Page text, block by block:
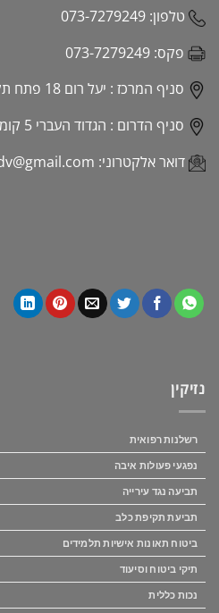
טלפון: 073-7279249
פקס: 073-7279249
סניף המרכז : יעל רום 18 פתח תקווה
סניף הדרום : הגדוד העברי 5 קומה 6, מגדל גן העיר, אשדוד
דואר אלקטרוני:
נזיקין
רשלנות רפואית
נפגעי פעולות איבה
תביעה נגד עירייה
תביעת תקיפת כלב
ביטוח תאונות אישיות תלמידים
תיקי ביטוח וסיעוד
נכות כללית